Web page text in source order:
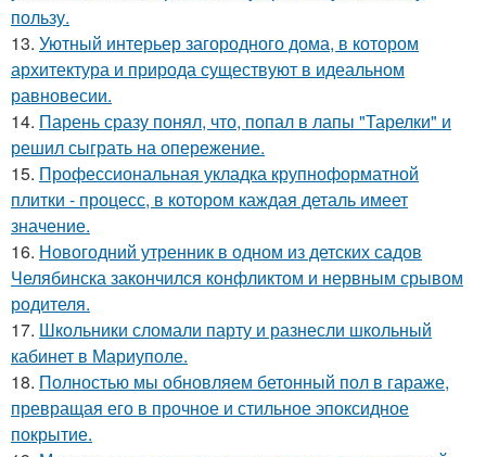
пользу.
13. Уютный интерьер загородного дома, в котором
архитектура и природа существуют в идеальном
равновесии.
14. Парень сразу понял, что, попал в лапы "Тарелки" и
решил сыграть на опережение.
15. Профессиональная укладка крупноформатной
плитки - процесс, в котором каждая деталь имеет
значение.
16. Новогодний утренник в одном из детских садов
Челябинска закончился конфликтом и нервным срывом
родителя.
17. Школьники сломали парту и разнесли школьный
кабинет в Мариуполе.
18. Полностью мы обновляем бетонный пол в гараже,
превращая его в прочное и стильное эпоксидное
покрытие.